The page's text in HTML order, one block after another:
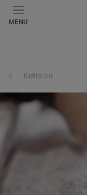
MENU
Kotisivu